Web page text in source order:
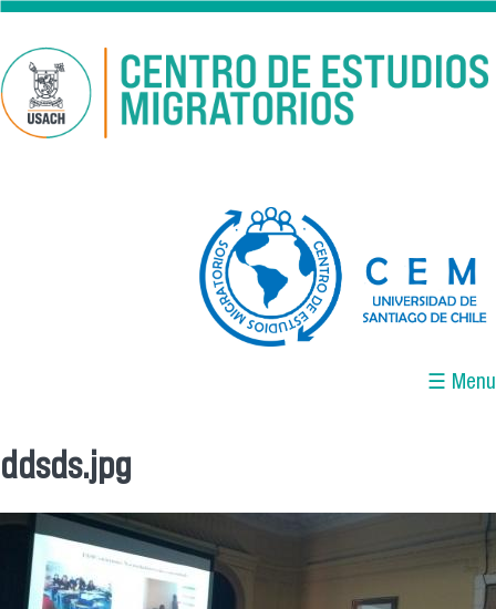
Pasar al contenido principal
☰ Menu
Se encuentra usted aquí
ddsds.jpg